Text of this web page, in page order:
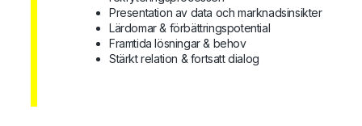
Presentation av data och marknadsinsikter
Lärdomar & förbättringspotential
Framtida lösningar & behov
Stärkt relation & fortsatt dialog